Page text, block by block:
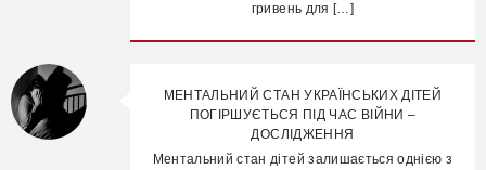
гривень для […]
МЕНТАЛЬНИЙ СТАН УКРАЇНСЬКИХ ДІТЕЙ
ПОГІРШУЄТЬСЯ ПІД ЧАС ВІЙНИ –
ДОСЛІДЖЕННЯ
Ментальний стан дітей залишається однією з